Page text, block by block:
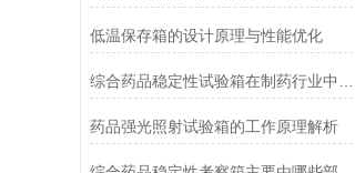
低温保存箱的设计原理与性能优化
药品强光照射试验箱的工作原理解析